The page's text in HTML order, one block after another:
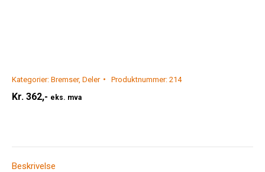
Kategorier: Bremser, Deler Produktnummer: 214
Kr. 362,- eks. mva
Beskrivelse